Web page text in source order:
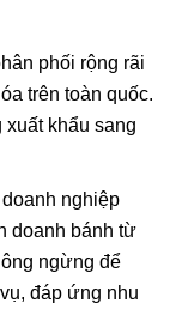
phối rộng rãi
trên toàn quốc.
xuất khẩu sang
nghiệp
doanh bánh từ
ngừng để
đáp ứng nhu